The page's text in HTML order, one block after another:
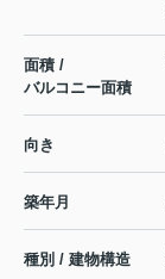
面積 /
バルコニー面積
向き
築年月
種別 / 建物構造